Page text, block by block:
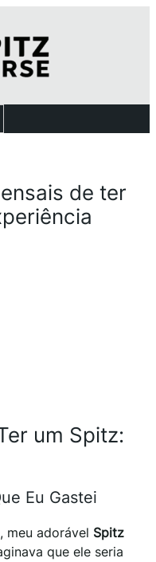
de ter
um Spitz:
Eu Gastei
meu adorável Spitz
que ele seria